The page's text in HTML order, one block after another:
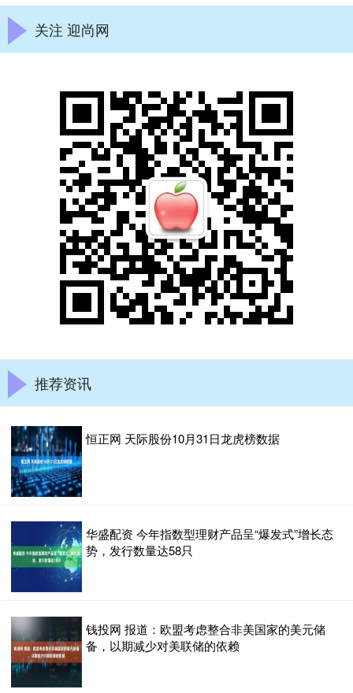
关注 迎尚网
推荐资讯
恒正网 天际股份10月31日龙虎榜数据
华盛配资 今年指数型理财产品呈“爆发式”增长态
势，发行数量达58只
钱投网 报道：欧盟考虑整合非美国家的美元储
备，以期减少对美联储的依赖